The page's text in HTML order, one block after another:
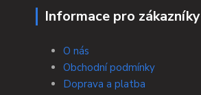
Informace pro zákazníky
O nás
Obchodní podmínky
Doprava a platba